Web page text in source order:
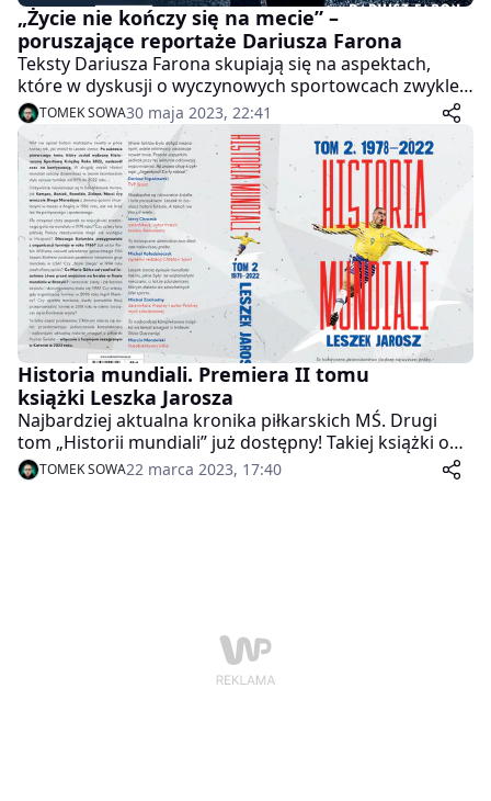
„Życie nie kończy się na mecie” –
poruszające reportaże Dariusza Farona
Teksty Dariusza Farona skupiają się na aspektach,
które w dyskusji o wyczynowych sportowcach zwykle
znajdują się na drugim planie – presji, problemach
psychicznych czy ogólnie – cenie, jaką często muszą
płacić za swoje sukcesy.
TOMEK SOWA30 maja 2023, 22:41
Historia mundiali. Premiera II tomu
książki Leszka Jarosza
Najbardziej aktualna kronika piłkarskich MŚ. Drugi
tom „Historii mundiali” już dostępny! Takiej książki o
historii mistrzostw świata w piłce nożnej jeszcze nie
było. Do sprzedaży trafił właśnie drugi tom „Historii
TOMEK SOWA22 marca 2023, 17:40